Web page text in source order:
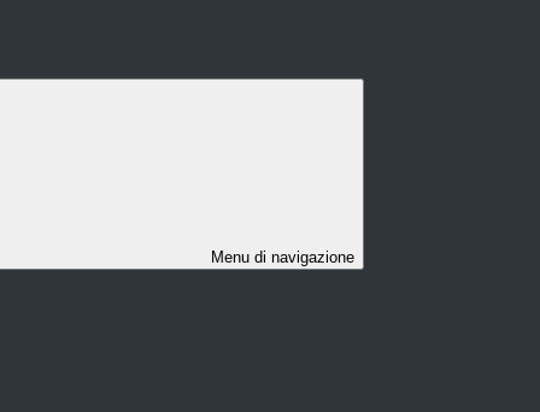
Menu di navigazione